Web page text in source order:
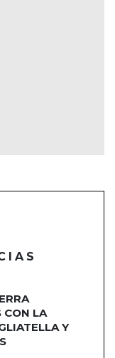
CON LA
Y